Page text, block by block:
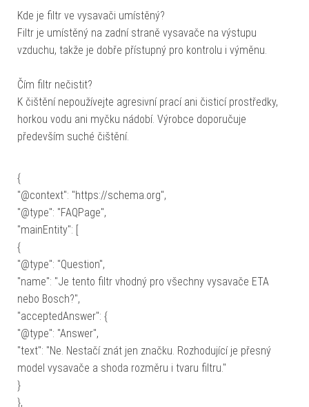
Kde je filtr ve vysavači umístěný?
Filtr je umístěný na zadní straně vysavače na výstupu
vzduchu, takže je dobře přístupný pro kontrolu i výměnu.
Čím filtr nečistit?
K čištění nepoužívejte agresivní prací ani čisticí prostředky,
horkou vodu ani myčku nádobí. Výrobce doporučuje
především suché čištění.
{
"@context": "https://schema.org",
"@type": "FAQPage",
"mainEntity": [
{
"@type": "Question",
"name": "Je tento filtr vhodný pro všechny vysavače ETA
nebo Bosch?",
"acceptedAnswer": {
"@type": "Answer",
"text": "Ne. Nestačí znát jen značku. Rozhodující je přesný
model vysavače a shoda rozměru i tvaru filtru."
}
},